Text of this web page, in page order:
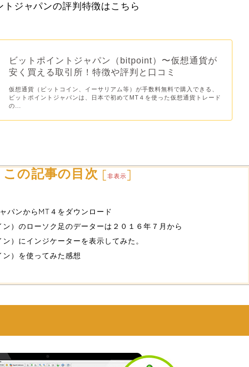
ジャパンの評判特徴はこちら
ビットポイントジャパン（bitpoint）〜仮想通貨が
安く買える取引所！特徴や評判と口コミ
仮想通貨（ビットコイン、イーサリアム等）が手数料無料で購入できる、
ビットポイントジャパンは、日本で初めてMT４を使った仮想通貨トレード
の...
この記事の目次 [非表示]
パンからMT４をダウンロード
）のローソク足のデーターは２０１６年７月から
）にインジケーターを表示してみた。
）を使ってみた感想